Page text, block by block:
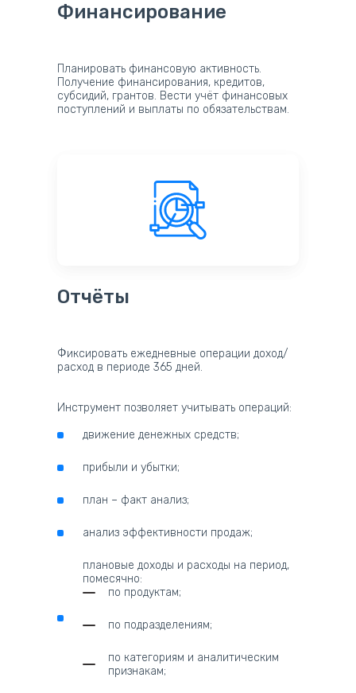
Финансирование
Планировать финансовую активность.
Получение финансирования, кредитов,
субсидий, грантов. Вести учёт финансовых
поступлений и выплаты по обязательствам.
Отчёты
Фиксировать ежедневные операции доход/
расход в периоде 365 дней.
Инструмент позволяет учитывать операций:
движение денежных средств;
прибыли и убытки;
план – факт анализ;
анализ эффективности продаж;
плановые доходы и расходы на период,
помесячно:
по продуктам;
по подразделениям;
по категориям и аналитическим
признакам;